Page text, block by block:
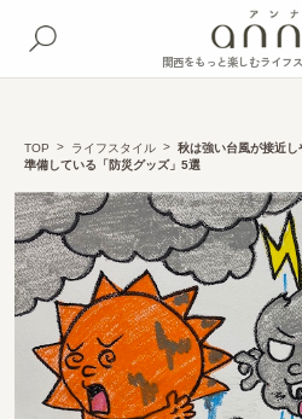
関西をもっと楽しむライフ
TOP ライフスタイル
秋は強い台風が接近
準備している「防災グッズ」5選